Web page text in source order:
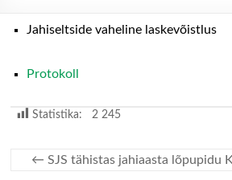
Jahiseltside vaheline laskevõistlus
Protokoll
Statistika: 2 245
← SJS tähistas jahiaasta lõpupidu